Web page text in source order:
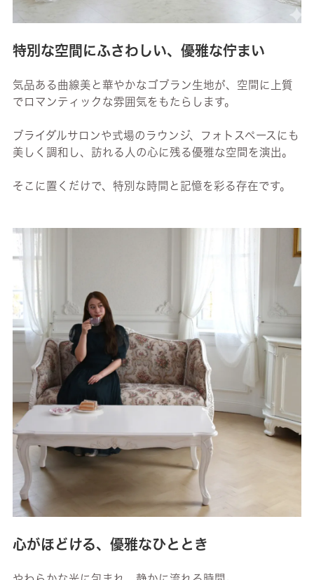
特別な空間にふさわしい、優雅な佇まい
気品ある曲線美と華やかなゴブラン生地が、空間に上質
でロマンティックな雰囲気をもたらします。
ブライダルサロンや式場のラウンジ、フォトスペースにも
美しく調和し、訪れる人の心に残る優雅な空間を演出。
そこに置くだけで、特別な時間と記憶を彩る存在です。
心がほどける、優雅なひととき